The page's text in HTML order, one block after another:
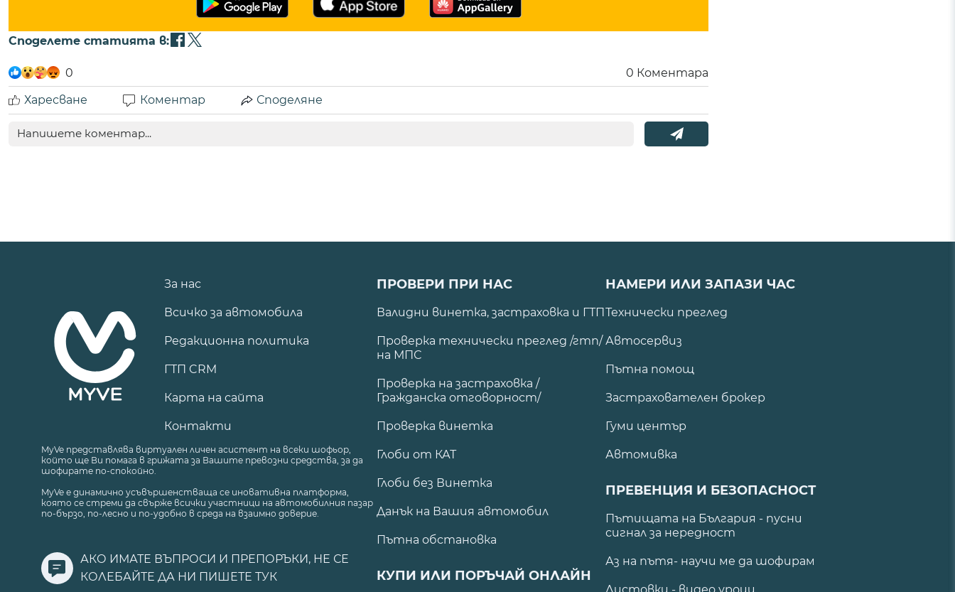
Споделете статията в:
0 0 Коментара
Харесване
Коментар Споделяне
За нас
Всичко за автомобила
Редакционна политика
ГТП CRM
Карта на сайта
Контакти
MyVe представлява виртуален личен асистент на всеки шофьор,
който ще Ви помага в грижата за Вашите превозни средства, за да
шофирате по-спокойно.
MyVe е динамично усъвършенстваща се иновативна платформа,
която се стреми да свърже всички участници на автомобилния пазар
по-бързо, по-лесно и по-удобно в среда на взаимно доверие.
АКО ИМАТЕ ВЪПРОСИ И ПРЕПОРЪКИ, НЕ СЕ
КОЛЕБАЙТЕ ДА НИ ПИШЕТЕ ТУК
ПРОВЕРИ ПРИ НАС
Валидни винетка, застраховка и ГТП
Проверка технически преглед /гтп/
на МПС
Проверка на застраховка /
Гражданска отговорност/
Проверка винетка
Глоби от КАТ
Глоби без Винетка
Данък на Вашия автомобил
Пътна обстановка
КУПИ ИЛИ ПОРЪЧАЙ ОНЛАЙН
НАМЕРИ ИЛИ ЗАПАЗИ ЧАС
Технически преглед
Автосервиз
Пътна помощ
Застрахователен брокер
Гуми център
Автомивка
ПРЕВЕНЦИЯ И БЕЗОПАСНОСТ
Пътищата на България - пусни
сигнал за нередност
Аз на пътя- научи ме да шофирам